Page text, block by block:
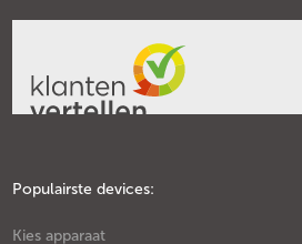
Populairste devices:
Kies apparaat